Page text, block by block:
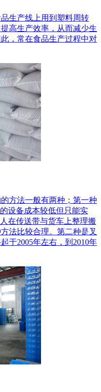
生产线上用到塑料周转
高生产效率，从而减少生
，常在食品生产过程中对
方法一般有两种；第一种
设备成本较低但只能实
在传送带与货车上整理搬
法比较合理。第二种是叉
于2005年左右，到2010年